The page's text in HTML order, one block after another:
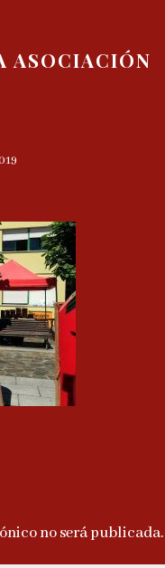
ASOCIACIÓN
no será publicada.